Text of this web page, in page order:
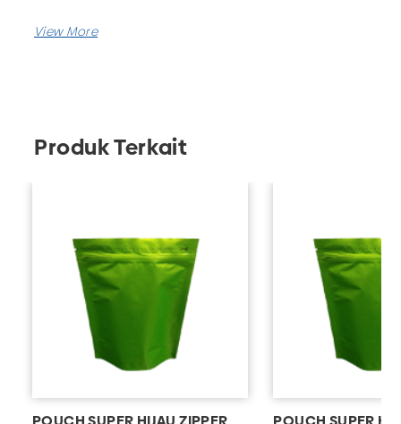
Produk Terkait